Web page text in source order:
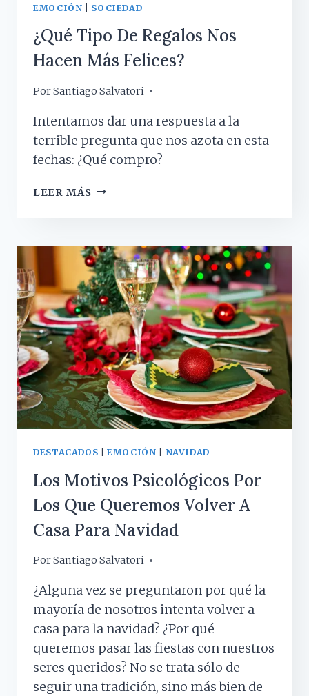
EMOCIÓN
SOCIEDAD
¿Qué Tipo De Regalos Nos
Hacen Más Felices?
PorSantiago Salvatori
17 diciembre, 2019
Intentamos dar una respuesta a la
terrible pregunta que nos azota en esta
fechas: ¿Qué compro?
LEER MÁS ¿QUÉ
NOS
HACEN
MÁS
FELICES?
DESTACADOS |EMOCIÓN NAVIDAD
Los Motivos Psicológicos Por
Los Que Queremos Volver A
Casa Para Navidad
PorSantiago Salvatori
11 diciembre, 2018
¿Alguna vez se preguntaron por qué la
mayoría de nosotros intenta volver a
casa para la navidad? ¿Por qué
queremos pasar las fiestas con nuestros
seres queridos? No se trata sólo de
seguir una tradición, sino más bien de